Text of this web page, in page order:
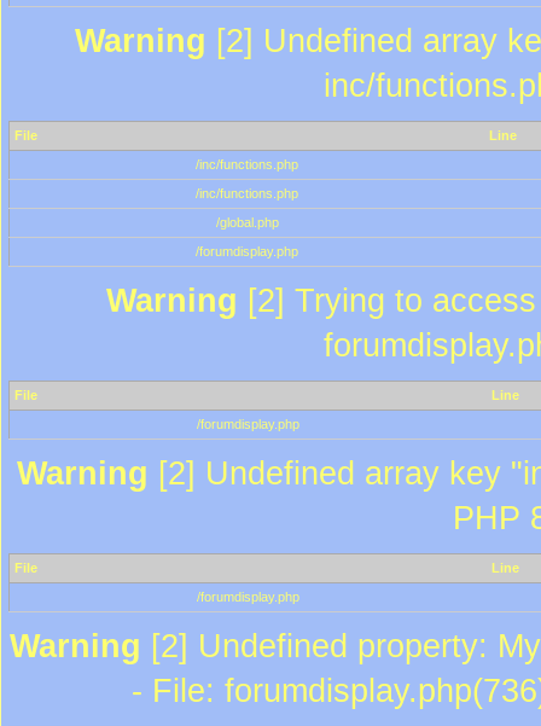
Warning [2] Undefined array
inc/
File
Line
/inc/functions.php
/inc/functions.php
/global.php
/forumdisplay.php
Warning [2] Trying to
File
Line
/forumdisplay.php
Warning [2] Undefined array key
PHP
File
Line
/forumdisplay.php
Warning [2] Undefined property:
- File: